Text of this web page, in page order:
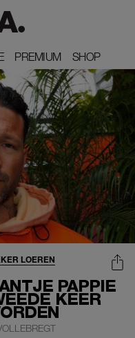
PREMIUM
PREMIUM SHOP
SHOP
PAPPIE
KEER
LOEREN